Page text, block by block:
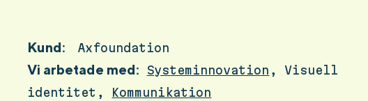
Kund: Axfoundation
Vi arbetade med: Systeminnovation , Visuell
identitet, Kommunikation